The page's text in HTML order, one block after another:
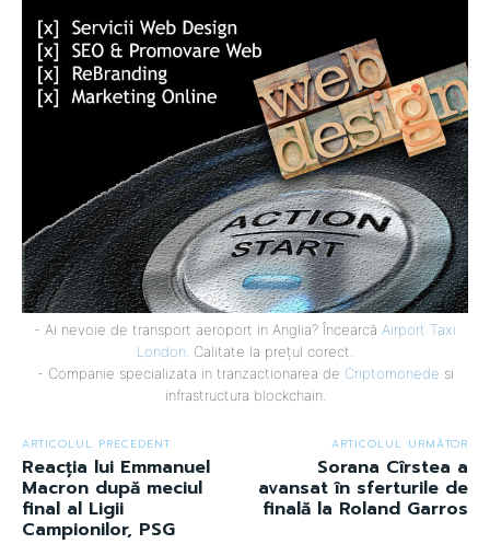
- Ai nevoie de transport aeroport in Anglia? Încearcă Airport Taxi
London . Calitate la prețul corect.
- Companie specializata in tranzactionarea de Criptomonede si
infrastructura blockchain.
ARTICOLUL PRECEDENT
Reacția lui Emmanuel
Macron după meciul
final al Ligii
Campionilor, PSG
ARTICOLUL URMĂTOR
Sorana Cîrstea a
avansat în sferturile de
finală la Roland Garros